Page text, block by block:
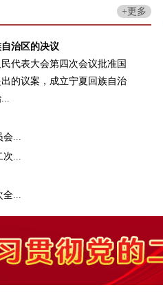
+更多
治区的决议
代表大会第四次会议批准国
的议案，成立宁夏回族自治
会...
次...
全...